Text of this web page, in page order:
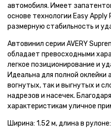
автомобиля. Имеет
основе технологии Easy
размерную стабильность и
Автовинил серии AVERY
обладает превосходными
легкое позиционирование и
Идеальна для полной оклейки
вогнутых, так и выгнутых и
надрезов и насечек.
характеристикам уличное
Ширина: 1.52 м, длина в